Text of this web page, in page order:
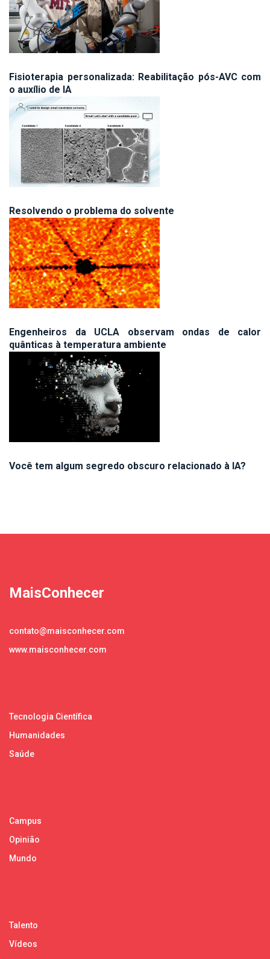
Fisioterapia personalizada: Reabilitação pós-AVC com
o auxílio de IA
Resolvendo o problema do solvente
Engenheiros da UCLA observam ondas de calor
quânticas à temperatura ambiente
Você tem algum segredo obscuro relacionado à IA?
MaisConhecer
contato@maisconhecer.com
www.maisconhecer.com
Tecnologia Científica
Humanidades
Saúde
Campus
Opinião
Mundo
Talento
Vídeos